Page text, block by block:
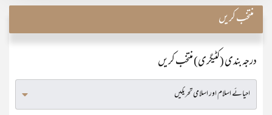
منتخب کریں
درجہ بندی (کٹیگری) منتخب کریں